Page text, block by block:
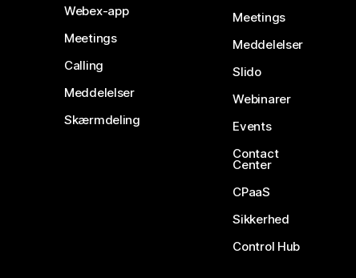
Webex-app
Meetings
Calling
Meddelelser
Skærmdeling
Meetings
Meddelelser
Slido
Webinarer
Events
Contact
Center
CPaaS
Sikkerhed
Control Hub